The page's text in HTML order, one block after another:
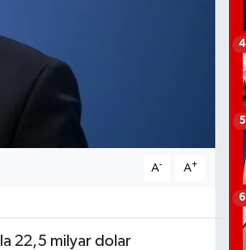
A- A+
22,5 milyar dolar
4
5
6